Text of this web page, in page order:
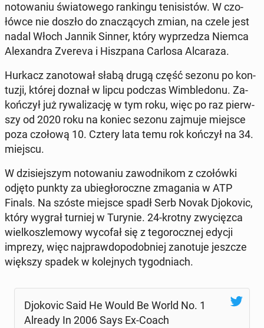
no­to­wa­niu świa­to­we­go ran­kin­gu te­ni­si­stów. W czo­
łów­ce nie doszło do zna­czą­cych zmian, na czele jest
nadal Włoch Jannik Sinner, który wy­prze­dza Niemca
Ale­xan­dra Zvereva i Hisz­pa­na Carlosa Al­ca­ra­za.
Hurkacz za­no­to­wał słabą drugą część sezonu po kon­
tu­zji, której doznał w lipcu podczas Wim­ble­do­nu. Za­
koń­czył już ry­wa­li­za­cję w tym roku, więc po raz pierw­
szy od 2020 roku na koniec sezonu zajmuje miejsce
poza czołową 10. Cztery lata temu rok kończył na 34.
miejscu.
W dzi­siej­szym no­to­wa­niu za­wod­ni­kom z czo­łów­ki
odjęto punkty za ubie­gło­rocz­ne zma­ga­nia w ATP
Finals. Na szóste miejsce spadł Serb Novak Djo­ko­vic,
który wygrał turniej w Turynie. 24-krotny zwy­cięz­ca
wiel­kosz­le­mo­wy wycofał się z te­go­rocz­nej edycji
imprezy, więc naj­praw­do­po­dob­niej za­no­tu­je jeszcze
większy spadek w ko­lej­nych ty­go­dniach.
Djo­ko­vic Said He Would Be World No. 1
Already In 2006 Says Ex-Coach